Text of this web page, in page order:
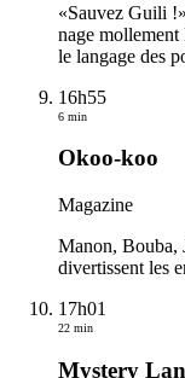
«Sauvez Guili
nage
le langage des
16h55
6 min
Okoo-koo
Magazine
Manon, Bouba,
divertissent les
17h01
22 min
Mystery